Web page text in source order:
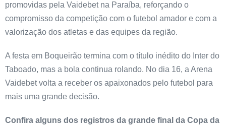
promovidas pela Vaidebet na Paraíba, reforçando o
compromisso da competição com o futebol amador e com a
valorização dos atletas e das equipes da região.
A festa em Boqueirão termina com o título inédito do Inter do
Taboado, mas a bola continua rolando. No dia 16, a Arena
Vaidebet volta a receber os apaixonados pelo futebol para
mais uma grande decisão.
Confira alguns dos registros da grande final da Copa da